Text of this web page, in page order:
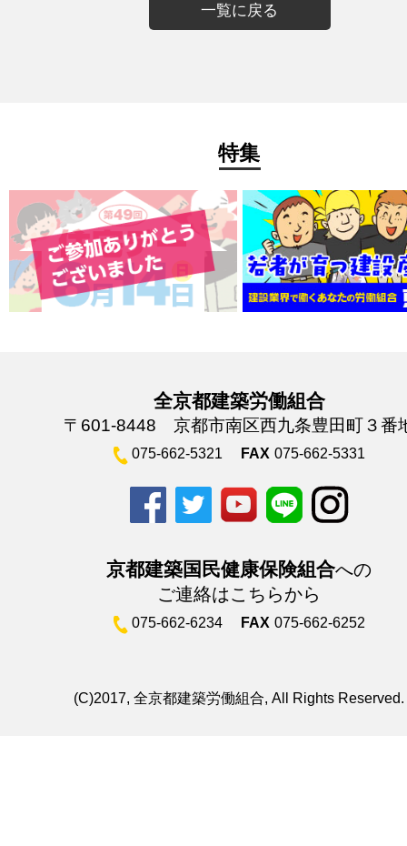
一覧に戻る
特集
全京都建築労働組合
〒601-8448 京都市南区西九条豊田町３番
075-662-5321 FAX 075-662-5331
京都建築国民健康保険組合への
ご連絡はこちらから
075-662-6234 FAX 075-662-6252
(C)2017, 全京都建築労働組合, All Rights Reserved.